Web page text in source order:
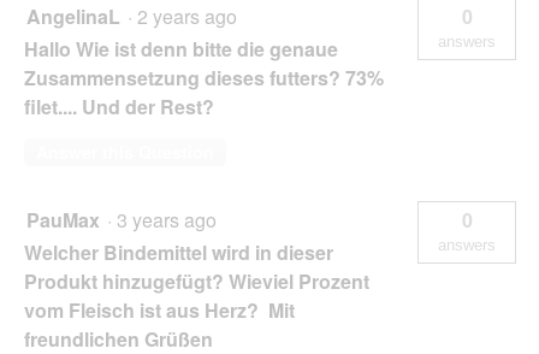
AngelinaL · 2 years ago
Hallo Wie ist denn bitte die genaue
Zusammensetzung dieses futters? 73%
filet.... Und der Rest?
0
answers
PauMax · 3 years ago
Welcher Bindemittel wird in dieser
Produkt hinzugefügt? Wieviel Prozent
vom Fleisch ist aus Herz? Mit
freundlichen Grüßen
0
answers